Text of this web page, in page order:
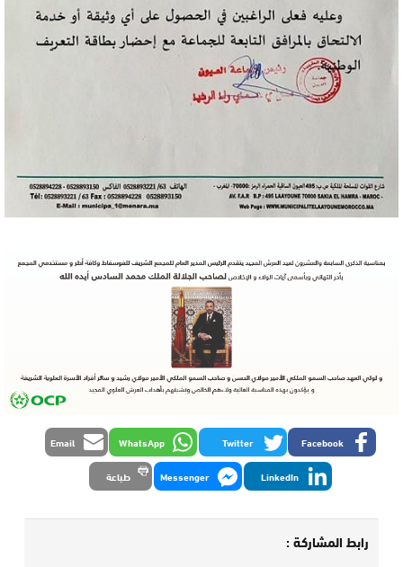
Facebook
Twitter
WhatsApp
Email
LinkedIn
Messenger طباعة
رابط المشاركة :